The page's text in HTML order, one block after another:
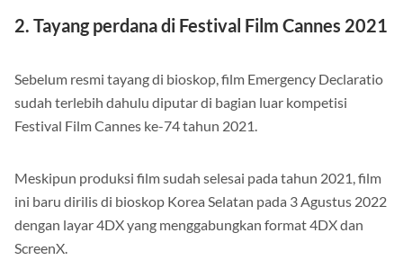
2. Tayang perdana di Festival Film Cannes 2021
Sebelum resmi tayang di bioskop, film Emergency Declaratio
sudah terlebih dahulu diputar di bagian luar kompetisi
Festival Film Cannes ke-74 tahun 2021.
Meskipun produksi film sudah selesai pada tahun 2021, film
ini baru dirilis di bioskop Korea Selatan pada 3 Agustus 2022
dengan layar 4DX yang menggabungkan format 4DX dan
ScreenX.